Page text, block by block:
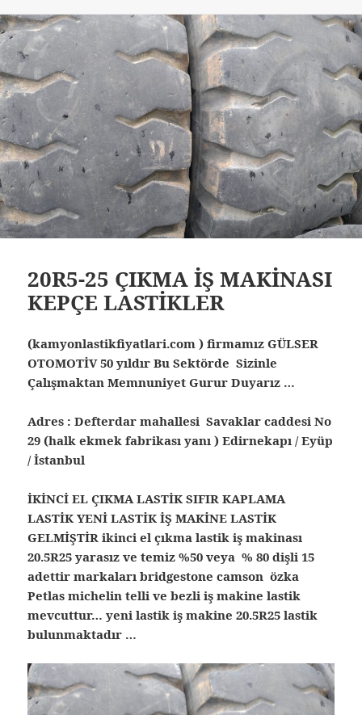
20R5-25 ÇIKMA İŞ MAKİNASI
KEPÇE LASTİKLER
(kamyonlastikfiyatlari.com ) firmamız GÜLSER
OTOMOTİV 50 yıldır Bu Sektörde Sizinle
Çalışmaktan Memnuniyet Gurur Duyarız …
Adres : Defterdar mahallesi Savaklar caddesi No
29 (halk ekmek fabrikası yanı ) Edirnekapı / Eyüp
/ İstanbul
İKİNCİ EL ÇIKMA LASTİK SIFIR KAPLAMA
LASTİK YENİ LASTİK İŞ MAKİNE LASTİK
GELMİŞTİR ikinci el çıkma lastik iş makinası
20.5R25 yarasız ve temiz %50 veya % 80 dişli 15
adettir markaları bridgestone camson özka
Petlas michelin telli ve bezli iş makine lastik
mevcuttur… yeni lastik iş makine 20.5R25 lastik
bulunmaktadır …